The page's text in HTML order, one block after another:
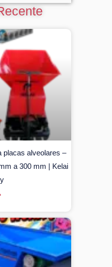
placas alveolares –
a 300 mm | Kelai